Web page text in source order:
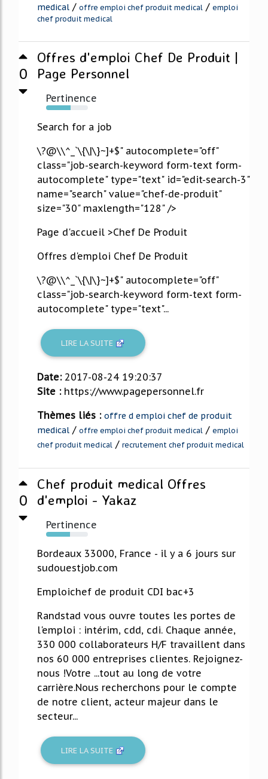
medical / offre emploi chef produit medical / emploi
chef produit medical
0
Offres d'emploi Chef De Produit |
Page Personnel
Pertinence
58%
Search for a job
\?@\\^_`\{\|\}~]+$" autocomplete="off"
class="job-search-keyword form-text form-
autocomplete" type="text" id="edit-search-3"
name="search" value="chef-de-produit"
size="30" maxlength="128" />
Page d'accueil >Chef De Produit
Offres d'emploi Chef De Produit
\?@\\^_`\{\|\}~]+$" autocomplete="off"
class="job-search-keyword form-text form-
autocomplete" type="text"...
LIRE LA SUITE
Date: 2017-08-24 19:20:37
Site : https://www.pagepersonnel.fr
Thèmes liés : offre d emploi chef de produit
medical / offre emploi chef produit medical / emploi
chef produit medical / recrutement chef produit medical
0
Chef produit medical Offres
d'emploi - Yakaz
Pertinence
57%
Bordeaux 33000, France - il y a 6 jours sur
sudouestjob.com
Emploichef de produit CDI bac+3
Randstad vous ouvre toutes les portes de
l'emploi : intérim, cdd, cdi. Chaque année,
330 000 collaborateurs H/F travaillent dans
nos 60 000 entreprises clientes. Rejoignez-
nous !Votre ...tout au long de votre
carrière.Nous recherchons pour le compte
de notre client, acteur majeur dans le
secteur...
LIRE LA SUITE